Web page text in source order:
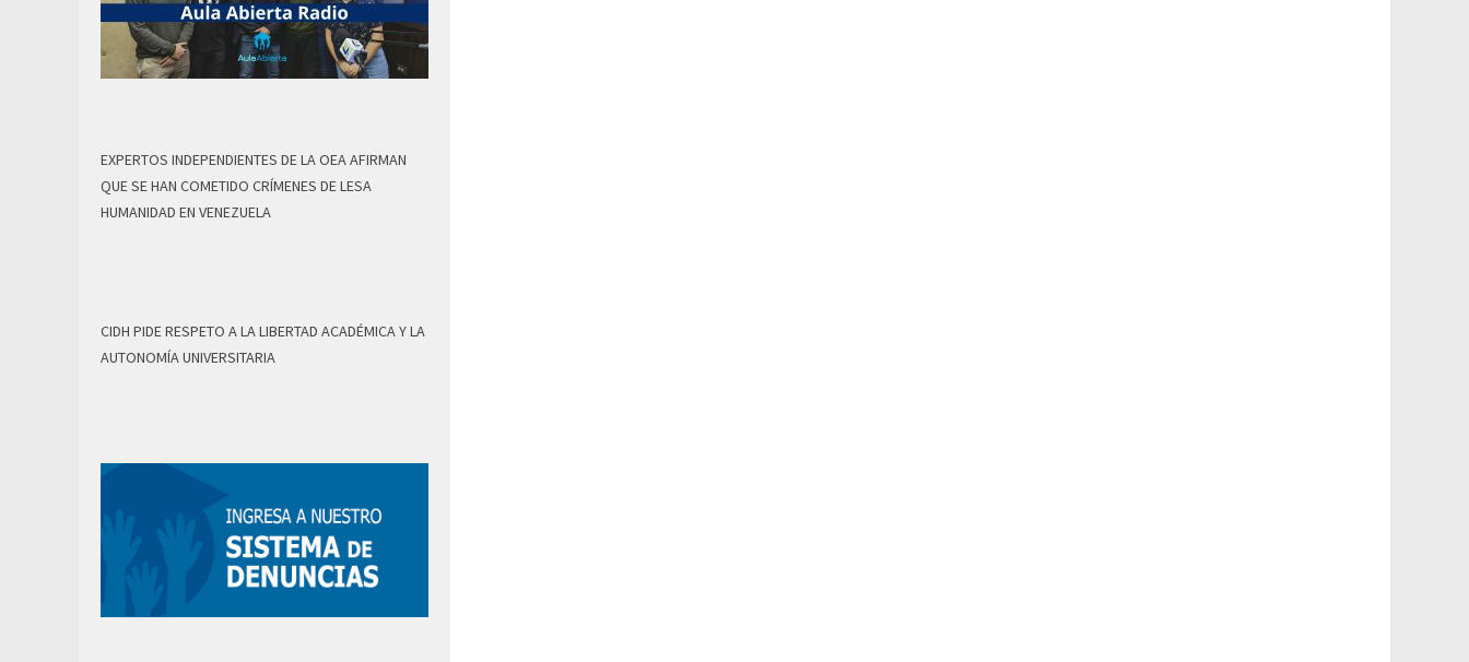
EXPERTOS INDEPENDIENTES DE LA OEA AFIRMAN
QUE SE HAN COMETIDO CRÍMENES DE LESA
HUMANIDAD EN VENEZUELA
CIDH PIDE RESPETO A LA LIBERTAD ACADÉMICA Y LA
AUTONOMÍA UNIVERSITARIA